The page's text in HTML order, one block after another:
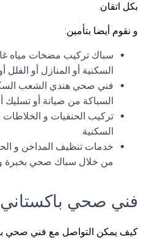
بكل اتقان.
و نقوم أيضا بتأمين:
سباك تركيب مضخات مياه
السكنية أو المنازل أو الفلل
فني صحي هندي الشعب
السباكة من صيانة أو تسليك
تركيب الحنفيات و
السكنية.
خدمات تنظيف المداخن و
من خلال سباك صحي بخبرة
فني صحي
كيف يمكن التواصل مع فني صحي